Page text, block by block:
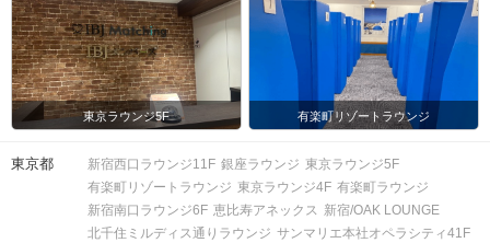
東京ラウンジ5F 有楽町リゾートラウンジ
東京都 新宿西口ラウンジ11F 銀座ラウンジ 東京ラウンジ5F
有楽町リゾートラウンジ 東京ラウンジ4F 有楽町ラウンジ
新宿南口ラウンジ6F 恵比寿アネックス 新宿/OAK LOUNGE
北千住ミルディス通りラウンジ サンマリエ本社オペラシティ41F